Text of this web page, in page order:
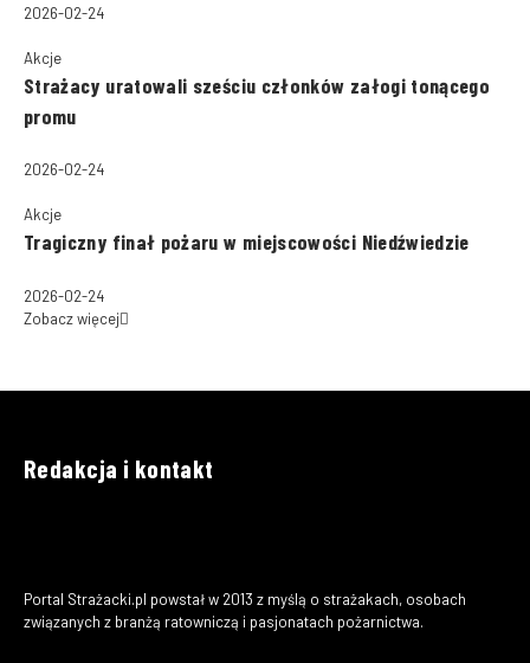
2026-02-24
Akcje
Strażacy uratowali sześciu członków załogi tonącego
promu
2026-02-24
Akcje
Tragiczny finał pożaru w miejscowości Niedźwiedzie
2026-02-24
Zobacz więcej
Redakcja i kontakt
Portal Strażacki.pl powstał w 2013 z myślą o strażakach, osobach
związanych z branżą ratowniczą i pasjonatach pożarnictwa.